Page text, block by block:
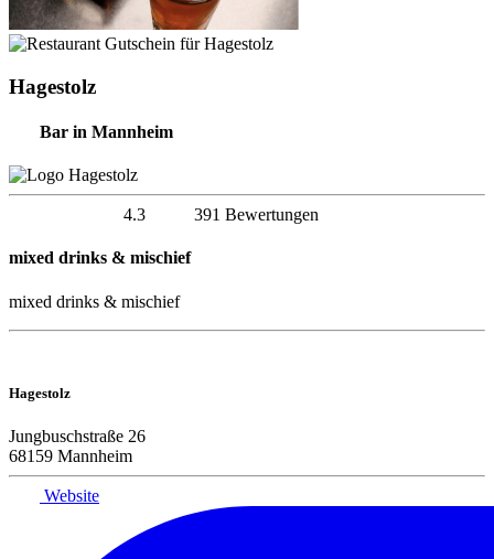
Hagestolz
Bar in Mannheim
4.3 391 Bewertungen
mixed drinks & mischief
mixed drinks & mischief
Hagestolz
Jungbuschstraße 26
68159 Mannheim
Website